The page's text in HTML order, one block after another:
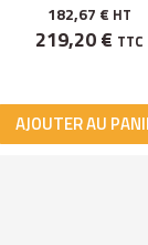
182,67 € HT
219,20 € TTC
AJOUTER AU